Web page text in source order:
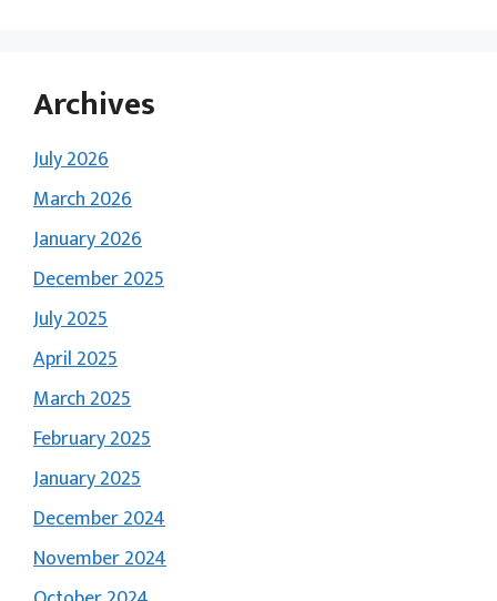
Archives
July 2026
March 2026
January 2026
December 2025
July 2025
April 2025
March 2025
February 2025
January 2025
December 2024
November 2024